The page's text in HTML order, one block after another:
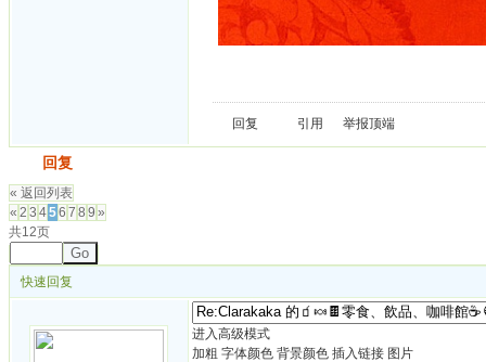
回复 引用 举报顶端
回复
« 返回列表
« 2 3 456 7 8 9 »
共12页
Go
快速回复
进入高级模式
加粗 字体颜色 背景颜色 插入链接 图片